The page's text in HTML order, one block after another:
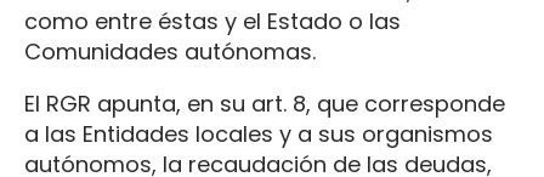
como entre éstas y el Estado o las
Comunidades autónomas.
El RGR apunta, en su art. 8, que corresponde
a las Entidades locales y a sus organismos
autónomos, la recaudación de las deudas,